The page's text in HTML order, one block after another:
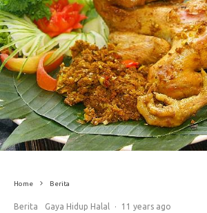
Home Berita
Berita Gaya Hidup Halal · 11 years ago